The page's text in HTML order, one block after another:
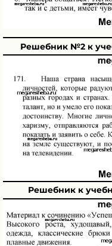
Решебник №2 к
Решебник к